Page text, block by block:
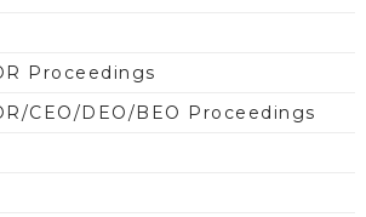
Proceedings
CEO/DEO/BEO Proceedings